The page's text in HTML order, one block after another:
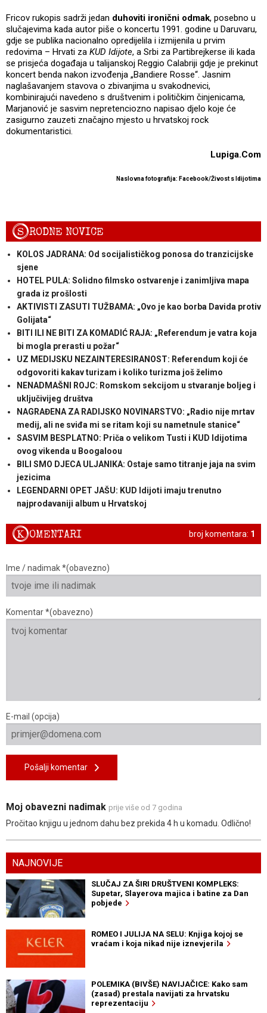
Fricov rukopis sadrži jedan duhoviti ironični odmak, posebno u
slučajevima kada autor piše o koncertu 1991. godine u Daruvaru,
gdje se publika nacionalno opredijelila i izmijenila u prvim
redovima – Hrvati za KUD Idijote, a Srbi za Partibrejkerse ili kada
se prisjeća događaja u talijanskoj Reggio Calabriji gdje je prekinut
koncert benda nakon izvođenja „Bandiere Rosse“. Jasnim
naglašavanjem stavova o zbivanjima u svakodnevici,
kombinirajući navedeno s društvenim i političkim činjenicama,
Marjanović je sasvim nepretenciozno napisao djelo koje će
zasigurno zauzeti značajno mjesto u hrvatskoj rock
dokumentaristici.
Lupiga.Com
Naslovna fotografija: Facebook/Živost s Idijotima
SRODNE NOVICE
KOLOS JADRANA: Od socijalističkog ponosa do tranzicijske
sjene
HOTEL PULA: Solidno filmsko ostvarenje i zanimljiva mapa
grada iz prošlosti
AKTIVISTI ZASUTI TUŽBAMA: „Ovo je kao borba Davida protiv
Golijata“
BITI ILI NE BITI ZA KOMADIĆ RAJA: „Referendum je vatra koja
bi mogla prerasti u požar“
UZ MEDIJSKU NEZAINTERESIRANOST: Referendum koji će
odgovoriti kakav turizam i koliko turizma još želimo
NENADMAŠNI ROJC: Romskom sekcijom u stvaranje boljeg i
uključivijeg društva
NAGRAĐENA ZA RADIJSKO NOVINARSTVO: „Radio nije mrtav
medij, ali ne sviđa mi se ritam koji su nametnule stanice“
SASVIM BESPLATNO: Priča o velikom Tusti i KUD Idijotima
ovog vikenda u Boogaloou
BILI SMO DJECA ULJANIKA: Ostaje samo titranje jaja na svim
jezicima
LEGENDARNI OPET JAŠU: KUD Idijoti imaju trenutno
najprodavaniji album u Hrvatskoj
broj komentara: 1
KOMENTARI
Ime / nadimak *(obavezno)
Komentar *(obavezno)
E-mail (opcija)
Pošalji komentar
Moj obavezni nadimak prije više od 7 godina
Pročitao knjigu u jednom dahu bez prekida 4 h u komadu. Odlično!
NAJNOVIJE
SLUČAJ ZA ŠIRI DRUŠTVENI KOMPLEKS:
Supetar, Slayerova majica i batine za Dan
pobjede
ROMEO I JULIJA NA SELU: Knjiga kojoj se
vraćam i koja nikad nije iznevjerila
POLEMIKA (BIVŠE) NAVIJAČICE: Kako sam
(zasad) prestala navijati za hrvatsku
reprezentaciju